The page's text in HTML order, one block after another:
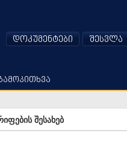
დოკუმენტები შესვლა
შესახებ